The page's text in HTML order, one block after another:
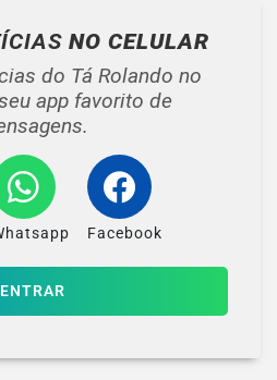
NO CELULAR
do Tá Rolando no
app favorito de
Facebook
ENTRAR